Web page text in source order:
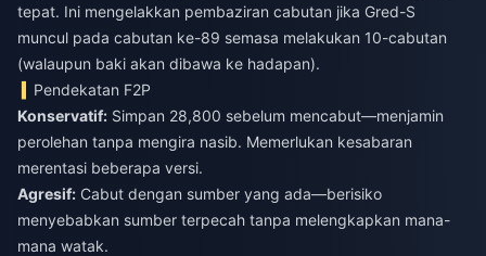
tepat. Ini mengelakkan pembaziran cabutan jika Gred-S
muncul pada cabutan ke-89 semasa melakukan 10-cabutan
(walaupun baki akan dibawa ke hadapan).
Pendekatan F2P
Konservatif: Simpan 28,800 sebelum mencabut—menjamin
perolehan tanpa mengira nasib. Memerlukan kesabaran
merentasi beberapa versi.
Agresif: Cabut dengan sumber yang ada—berisiko
menyebabkan sumber terpecah tanpa melengkapkan mana-
mana watak.